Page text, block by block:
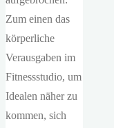
Zum einen das
körperliche
Verausgaben im
Fitnessstudio, um
Idealen näher zu
kommen, sich